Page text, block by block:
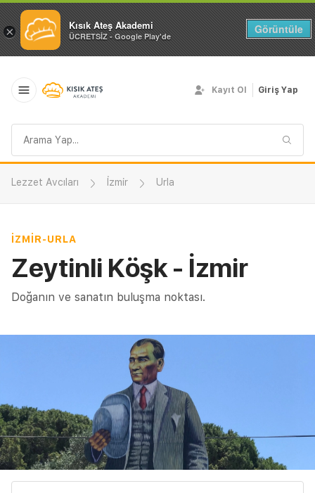
× Kısık Ateş Akademi
ÜCRETSİZ - Google Play'de
Görüntüle
sorgusu
Kayıt Ol Giriş Yap
Lezzet Avcıları İzmir Urla
İZMIR-URLA
Zeytinli Köşk - İzmir
Doğanın ve sanatın buluşma noktası.